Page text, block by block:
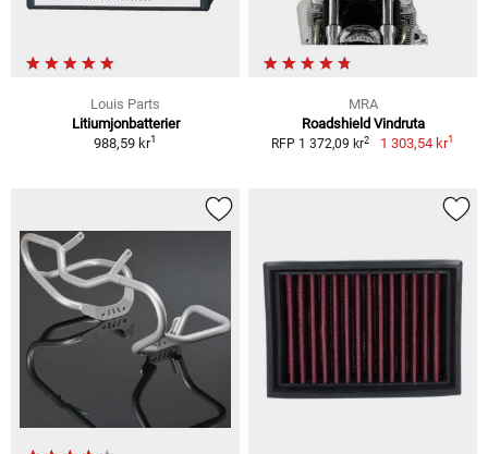
Louis Parts
Litiumjonbatterier
988,59 kr1
MRA
Roadshield Vindruta
RFP 1 372,09 kr2 1 303,54 kr1